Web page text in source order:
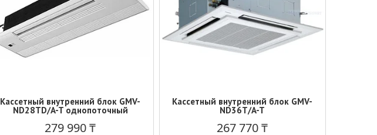
Кассетный внутренний блок GMV-
ND28TD/A-T однопоточный
279 990 ₸
Кассетный внутренний блок GMV-
ND36T/A-T
267 770 ₸